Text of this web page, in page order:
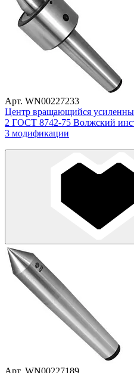
Арт. WN00227233
Центр вращающийся
2 ГОСТ 8742-75 Волжский
3 модификации
Арт. WN00227189